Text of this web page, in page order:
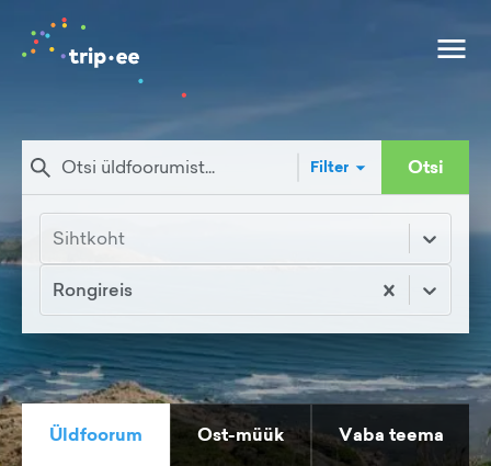
Filter Otsi
Sihtkoht
Rongireis
Üldfoorum Ost-müük Vaba teema